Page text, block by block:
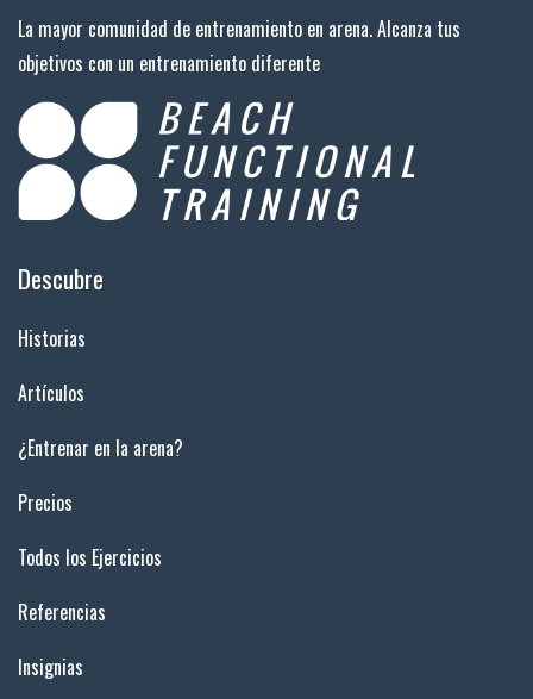
La mayor comunidad de entrenamiento en arena. Alcanza tus
objetivos con un entrenamiento diferente
Descubre
Historias
Artículos
¿Entrenar en la arena?
Precios
Todos los Ejercicios
Referencias
Insignias